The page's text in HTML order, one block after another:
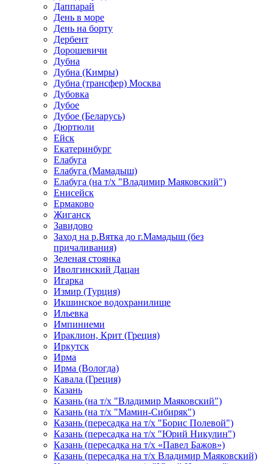
Даппарай
День в море
День на борту
Дербент
Дорошевичи
Дубна
Дубна (Кимры)
Дубна (трансфер) Москва
Дубовка
Дубое
Дубое (Беларусь)
Дюртюли
Ейск
Екатеринбург
Елабуга
Елабуга (Мамадыш)
Елабуга (на т/х "Владимир Маяковский")
Енисейск
Ермаково
Жиганск
Завидово
Заход на р.Вятка до г.Мамадыш (без
причаливания)
Зеленая стоянка
Иволгинский Дацан
Игарка
Измир (Турция)
Икшинское водохранилище
Ильевка
Импиниеми
Ираклион, Крит (Греция)
Иркутск
Ирма
Ирма (Вологда)
Кавала (Греция)
Казань
Казань (на т/х "Владимир Маяковский")
Казань (на т/х "Мамин-Сибиряк")
Казань (пересадка на т/х "Борис Полевой")
Казань (пересадка на т/х "Юрий Никулин")
Казань (пересадка на т/х «Павел Бажов»)
Казань (пересадка на т/х Владимир Маяковский)